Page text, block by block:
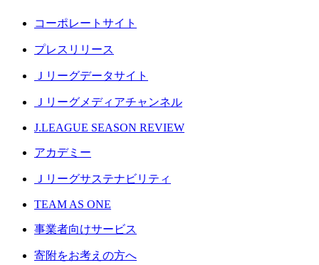
コーポレートサイト
プレスリリース
Ｊリーグデータサイト
Ｊリーグメディアチャンネル
J.LEAGUE SEASON REVIEW
アカデミー
Ｊリーグサステナビリティ
TEAM AS ONE
事業者向けサービス
寄附をお考えの方へ